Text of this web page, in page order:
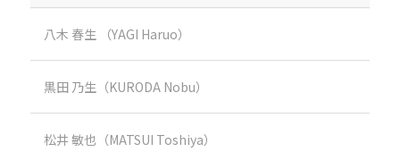
八木 春生 （YAGI Haruo）
黒田 乃生（KURODA Nobu）
松井 敏也（MATSUI Toshiya）